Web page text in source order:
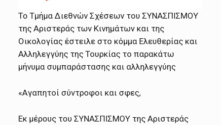
Το Τμήμα Διεθνών Σχέσεων του ΣΥΝΑΣΠΙΣΜΟΥ
της Αριστεράς των Κινημάτων και της
Οικολογίας έστειλε στο κόμμα Ελευθερίας και
Αλληλεγγύης της Τουρκίας το παρακάτω
μήνυμα συμπαράστασης και αλληλεγγύης
«Αγαπητοί σύντροφοι και σφες,
Εκ μέρους του ΣΥΝΑΣΠΙΣΜΟΥ της Αριστεράς